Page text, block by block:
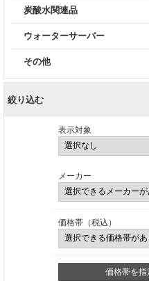
炭酸水関連品
ウォーターサーバー
その他
絞り込む
表示対象
メーカー
価格帯（税込）
価格帯を指